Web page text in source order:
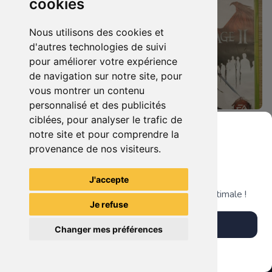
cookies
Nous utilisons des cookies et
d'autres technologies de suivi
pour améliorer votre expérience
de navigation sur notre site, pour
vous montrer un contenu
personnalisé et des publicités
ciblées, pour analyser le trafic de
notre site et pour comprendre la
provenance de nos visiteurs.
J'accepte
Je refuse
Changer mes préférences
12.90 € 0
Harry Potter Et Les Reliques De La Mort - 1ère Partie Xbox 360
5.90 €
Dragon Age Ii Xbox 360
TheGamingR83
Grenier du Geek
Télécharge notre app pour une expérience optimale !
Télécharger l'app